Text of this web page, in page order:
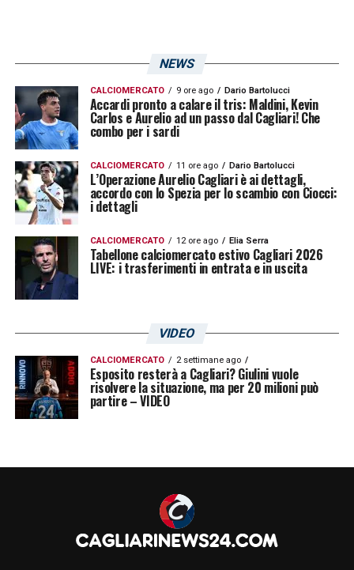
NEWS
CALCIOMERCATO 9 ore ago Dario Bartolucci
Accardi pronto a calare il tris: Maldini, Kevin
Carlos e Aurelio ad un passo dal Cagliari! Che
combo per i sardi
CALCIOMERCATO 11 ore ago Dario Bartolucci
L’Operazione Aurelio Cagliari è ai dettagli,
accordo con lo Spezia per lo scambio con Ciocci:
i dettagli
CALCIOMERCATO 12 ore ago Elia Serra
Tabellone calciomercato estivo Cagliari 2026
LIVE: i trasferimenti in entrata e in uscita
VIDEO
CALCIOMERCATO 2 settimane ago
Esposito resterà a Cagliari? Giulini vuole
risolvere la situazione, ma per 20 milioni può
partire – VIDEO